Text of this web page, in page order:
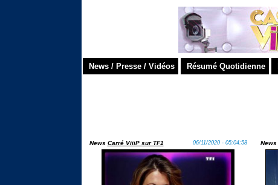
News / Presse / Vidéos Résumé Quotidienne
News Carré ViiiP sur TF1 06/11/2020 - 05:04:58 News